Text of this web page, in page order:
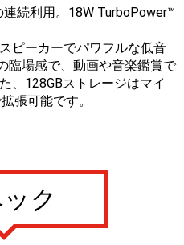
続利用。18W TurboPower™
ピーカーでパワフルな低音
臨場感で、動画や音楽鑑賞で
、128GBストレージはマイ
張可能です。
ク